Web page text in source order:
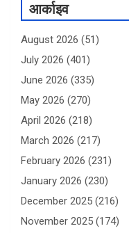
आर्काइव
August 2026 (51)
July 2026 (401)
June 2026 (335)
May 2026 (270)
April 2026 (218)
March 2026 (217)
February 2026 (231)
January 2026 (230)
December 2025 (216)
November 2025 (174)